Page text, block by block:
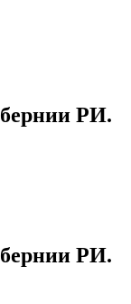
РИ.
РИ.